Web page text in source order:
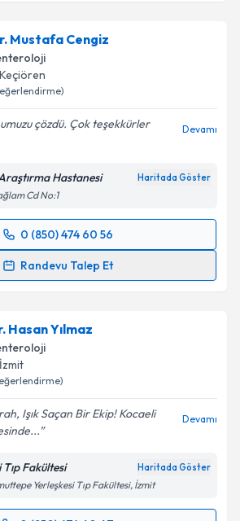
Mustafa Cengiz
Keçiören
çözdü. Çok teşekkürler
Devamı
Hastanesi Haritada Göster
Cd No:1
0 (850) 474 60 56
Randevu Talep Et
Talebi
e-posta ile bilgilendireceğiz.
işlenmesini kabul ediyorum.
Hasan Yılmaz
İzmit
Işık Saçan Bir Ekip! Kocaeli
Devamı
Fakültesi Haritada Göster
Yerleşkesi Tıp Fakültesi, İzmit